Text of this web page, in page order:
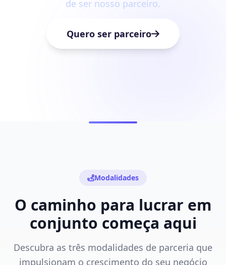
de ser nosso parceiro.
Quero ser parceiro
Modalidades
O caminho para lucrar em
conjunto começa aqui
Descubra as três modalidades de parceria que
impulsionam o crescimento do seu negócio